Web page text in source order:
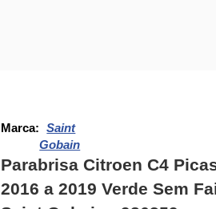
Marca:
Saint
Gobain
Parabrisa Citroen C4
2016 a 2019 Verde Sem